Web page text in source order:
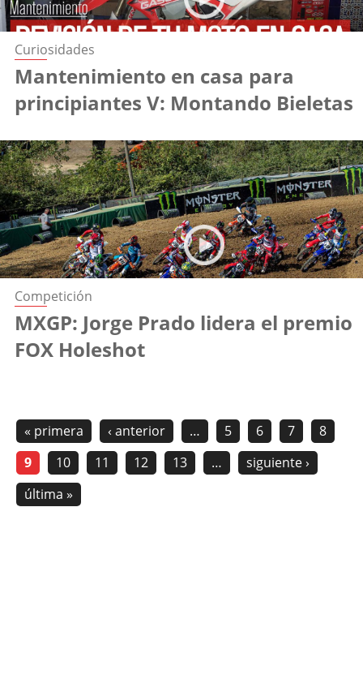
Curiosidades
Mantenimiento en casa para
principiantes V: Montando Bieletas
Competición
MXGP: Jorge Prado lidera el premio
FOX Holeshot
« primera ‹ anterior … 5 6 7
8
9
10 11 12 13 …
siguiente ›
última »